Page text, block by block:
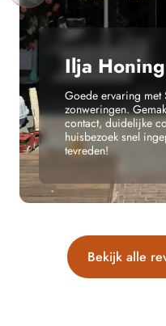
Ilja Honing
Goede ervaring met
zonweringen.
contact, duidelijke
huisbezoek snel
tevreden!
Bekijk alle